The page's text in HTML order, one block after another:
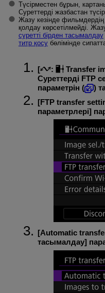
Түсірместен бұрын,
Суреттерді жазбастан
Жазу кезінде
қолдау көрсетілмейді.
суретті бірден тасымалдау
титр қосубөлімінде
[ : Transfer
Суреттерді FTP
параметрін (
)
[FTP transfer
параметрлері]
[Automatic
тасымалдау]